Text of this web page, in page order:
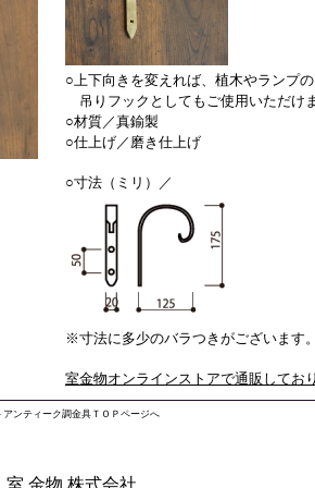
○上下向きを変えれば、植木やランプの
吊りフックとしてもご使用いただけま
○材質／真鍮製
○仕上げ／ 磨き仕上げ
○寸法（ミリ）／
※寸法に多少のバラつきがございます。
室金物オンラインストアで通販してお
アンティーク調金具ＴＯＰページへ